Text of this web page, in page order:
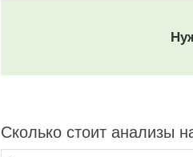
Сколько стоит анализы